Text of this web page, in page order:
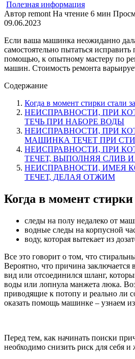
Полезная информация
Автор remont На чтение 6 мин
09.06.2023
Если ваша машинка неожиданно
самостоятельно пытаться исправить
помощью, к опытному мастеру по
машин. Стоимость ремонта
Содержание
Когда в момент стирки стали
НЕИСПРАВНОСТИ, ПРИ
ТЕЧЬ ПРИ НАБОРЕ ВОДЫ
НЕИСПРАВНОСТИ, ПРИ
МАШИНКА ТЕЧЕТ ПРИ
НЕИСПРАВНОСТИ, ПРИ
ТЕЧЕТ, ВЫПОЛНЯЯ СЛИВ
НЕИСПРАВНОСТИ, ИМЕЯ
ТЕЧЕТ, ДЕЛАЯ ОТЖИМ
Когда в момент
следы на полу недалеко от
водные следы на корпусной
воду, которая вытекает из
Все это говорит о том, что
Вероятно, что причина заключается
вид или отсоединился шланг,
воды или лопнула манжета люка.
приводящие к потопу и реально ли
оказать помощь машинке – узнаем
Перед тем, как начинать поиски
необходимо снизить риск для себя